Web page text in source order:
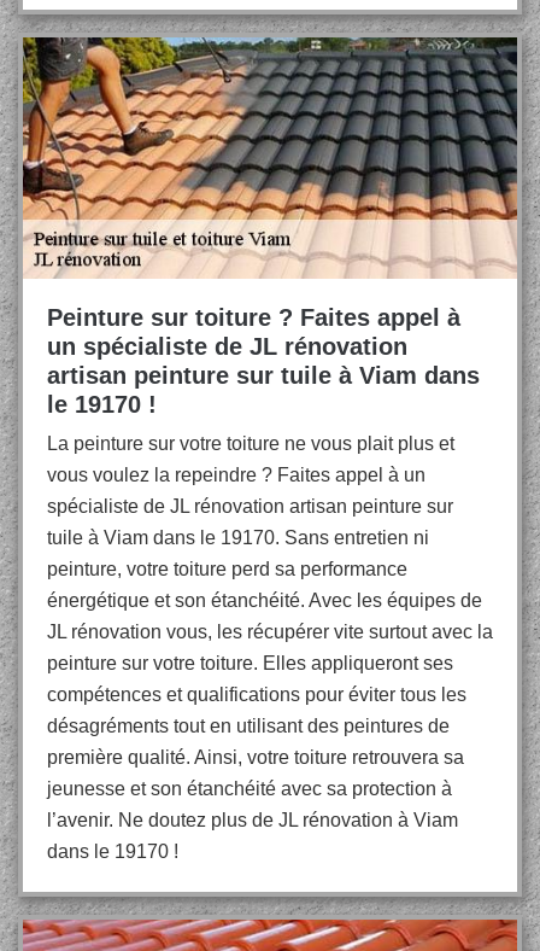
Peinture sur toiture ? Faites appel à
un spécialiste de JL rénovation
artisan peinture sur tuile à Viam dans
le 19170 !
La peinture sur votre toiture ne vous plait plus et
vous voulez la repeindre ? Faites appel à un
spécialiste de JL rénovation artisan peinture sur
tuile à Viam dans le 19170. Sans entretien ni
peinture, votre toiture perd sa performance
énergétique et son étanchéité. Avec les équipes de
JL rénovation vous, les récupérer vite surtout avec la
peinture sur votre toiture. Elles appliqueront ses
compétences et qualifications pour éviter tous les
désagréments tout en utilisant des peintures de
première qualité. Ainsi, votre toiture retrouvera sa
jeunesse et son étanchéité avec sa protection à
l’avenir. Ne doutez plus de JL rénovation à Viam
dans le 19170 !